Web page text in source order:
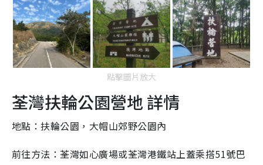
點擊圖片放大
荃灣扶輪公園營地 詳情
地點：扶輪公園，大帽山郊野公園內
前往方法：荃灣如心廣場或荃灣港鐵站上蓋乘搭51號巴